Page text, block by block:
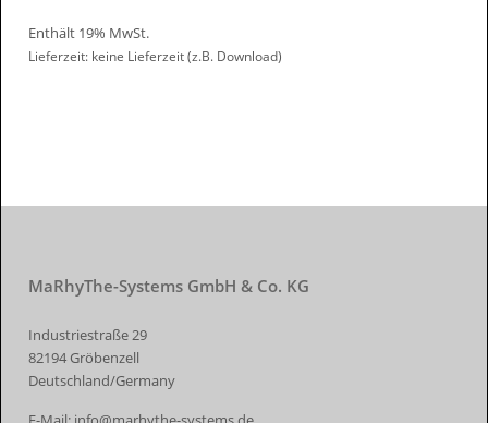
Enthält 19% MwSt.
Lieferzeit: keine Lieferzeit (z.B. Download)
MaRhyThe-Systems GmbH & Co. KG
Industriestraße 29
82194 Gröbenzell
Deutschland/Germany